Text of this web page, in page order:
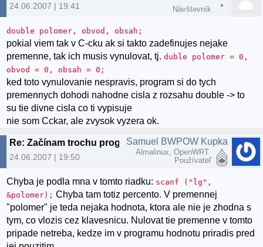
24.06.2007 | 19:41 Návštevník
double polomer, obvod, obsah;
pokial viem tak v C-cku ak si takto zadefinujes nejake
premenne, tak ich musis vynulovat, tj.duble polomer = 0,
obvod = 0, obsah = 0;
ked toto vynulovanie nespravis, program si do tych
premennych dohodi nahodne cisla z rozsahu double -> to
su tie divne cisla co ti vypisuje
nie som Cckar, ale zvysok vyzera ok.
Re: Začínam trochu programovať...
24.06.2007 | 19:50
Samuel BWPOW Kupka
Almalinux, OpenWRT
Používateľ
Chyba je podla mna v tomto riadku: scanf ("lg",
&polomer); Chyba tam totiz percento. V premennej
"polomer" je teda nejaka hodnota, ktora ale nie je zhodna s
tym, co vlozis cez klavesnicu. Nulovat tie premenne v tomto
pripade netreba, kedze im v programu hodnotu priradis pred